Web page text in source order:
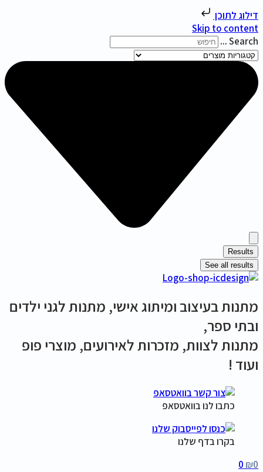
דילוג לתוכן
Skip to content
Search ...
Results
See all results
מתנות בעיצוב ומיתוג אישי, מתנות לגני ילדים
ובתי ספר,
מתנות לצוות, מזכרות לאירועים, מוצרי פופ
ועוד !
כתבו לנו בוואטסאפ
בקרו בדף שלנו
₪0
0